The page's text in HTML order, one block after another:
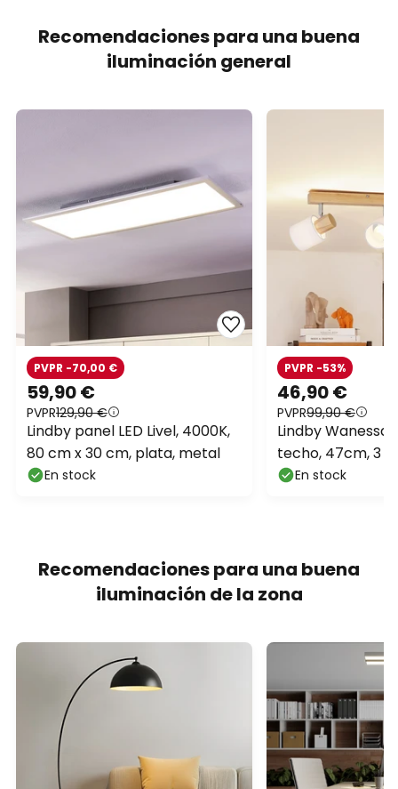
Recomendaciones para una buena
iluminación general
59,90 €
PVPR129,90 €
PVPR -70,00 €
Lindby panel LED Livel, 4000K,
80 cm x 30 cm, plata, metal
En stock
46,90 €
PVPR99,90 €
PVPR -53%
Lindby Wanessa
techo, 47cm, 3
madera, E14
En stock
Recomendaciones para una buena
iluminación de la zona